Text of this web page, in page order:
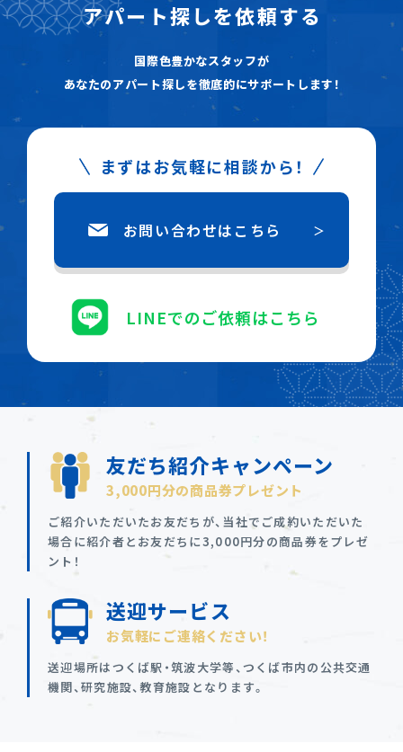
アパート探しを依頼する
国際色豊かなスタッフが
あなたのアパート探しを徹底的にサポートします！
まずはお気軽に相談から！
お問い合わせはこちら
LINEでのご依頼はこちら
友だち紹介キャンペーン
3,000円分の商品券プレゼント
ご紹介いただいたお友だちが、当社でご成約いただいた
場合に紹介者とお友だちに3,000円分の商品券をプレゼ
ント！
送迎サービス
お気軽にご連絡ください！
送迎場所はつくば駅・筑波大学等、つくば市内の公共交通
機関、研究施設、教育施設となります。